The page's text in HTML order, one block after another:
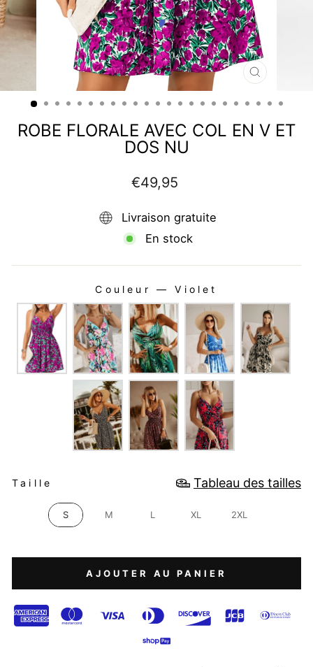
FERMER
ROBE FLORALE AVEC COL EN V ET
DOS NU
Prix
régulier
€49,95
Livraison gratuite
En stock
Couleur — Violet
COULEUR
Taille Tableau des tailles
S M L XL 2XL
AJOUTER AU PANIER